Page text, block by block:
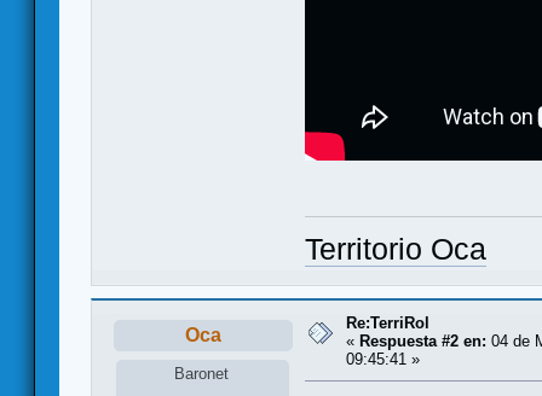
Territorio Oca
Oca
Baronet
Re:TerriRol
« Respuesta #2 en: 04 de
09:45:41 »